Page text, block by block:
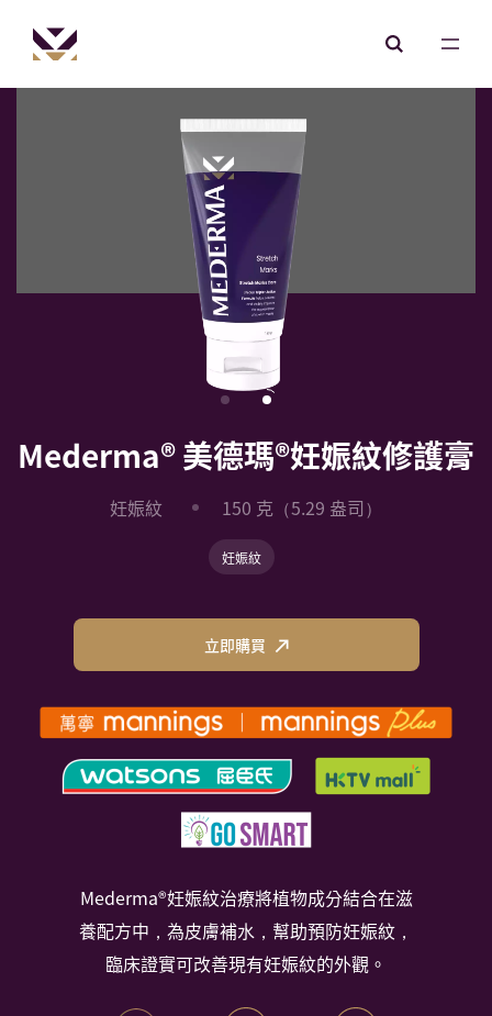
Mederma® 美德瑪®妊娠紋修護膏
妊娠紋 150 克（5.29 盎司）
妊娠紋
立即購買
Mederma®妊娠紋治療將植物成分結合在滋
養配方中，為皮膚補水，幫助預防妊娠紋，
臨床證實可改善現有妊娠紋的外觀。